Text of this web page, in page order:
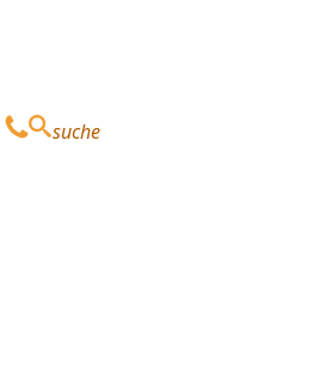
suche